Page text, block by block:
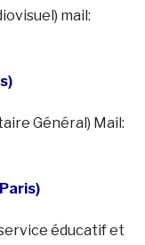
mail:
Général) Mail:
éducatif et